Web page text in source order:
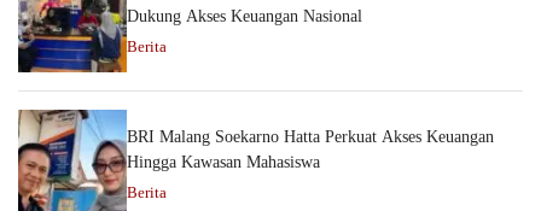
Dukung Akses Keuangan Nasional
Berita
BRI Malang Soekarno Hatta Perkuat Akses Keuangan
Hingga Kawasan Mahasiswa
Berita